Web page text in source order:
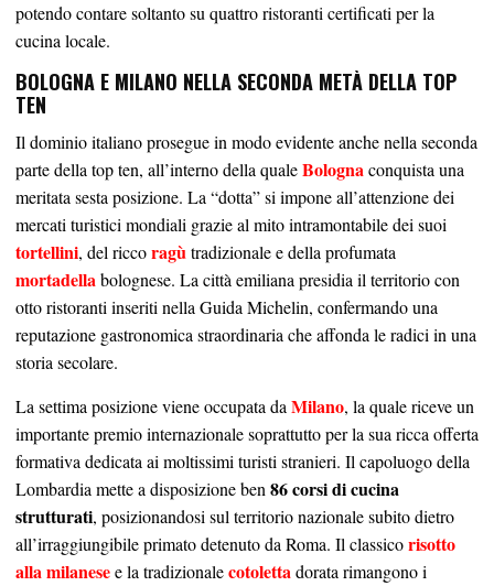
potendo contare soltanto su quattro ristoranti certificati per la
cucina locale.
BOLOGNA E MILANO NELLA SECONDA METÀ DELLA TOP
TEN
Il dominio italiano prosegue in modo evidente anche nella seconda
parte della top ten, all’interno della qualeBolognaconquista una
meritata sesta posizione. La “dotta” si impone all’attenzione dei
mercati turistici mondiali grazie al mito intramontabile dei suoi
tortellini, del riccoragùtradizionale e della profumata
mortadellabolognese. La città emiliana presidia il territorio con
otto ristoranti inseriti nella Guida Michelin, confermando una
reputazione gastronomica straordinaria che affonda le radici in una
storia secolare.
La settima posizione viene occupata daMilano, la quale riceve un
importante premio internazionale soprattutto per la sua ricca offerta
formativa dedicata ai moltissimi turisti stranieri. Il capoluogo della
Lombardia mette a disposizione ben86 corsi di cucina
strutturati, posizionandosi sul territorio nazionale subito dietro
all’irraggiungibile primato detenuto da Roma. Il classicorisotto
alla milanesee la tradizionalecotolettadorata rimangono i